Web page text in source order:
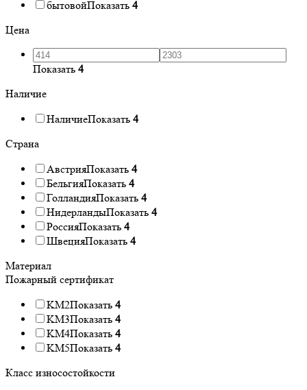
бытовойПоказать 4
Цена
Показать 4
Наличие
НаличиеПоказать 4
Страна
АвстрияПоказать 4
БельгияПоказать 4
ГолландияПоказать 4
НидерландыПоказать 4
РоссияПоказать 4
ШвецияПоказать 4
Материал
Пожарный сертификат
KM2Показать 4
KM3Показать 4
KM4Показать 4
KM5Показать 4
Класс износостойкости